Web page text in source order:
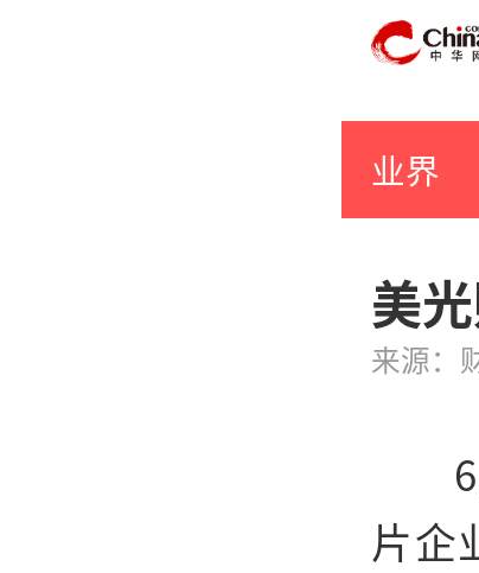
业界
美
来源：
片企